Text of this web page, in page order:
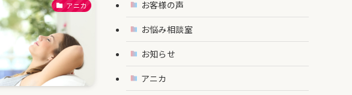
アニカ お客様の声
お悩み相談室
お知らせ
アニカ